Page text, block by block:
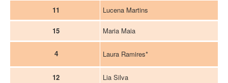
11 Lucena Martins
15 Maria Maia
4 Laura Ramires*
12 Lia Silva